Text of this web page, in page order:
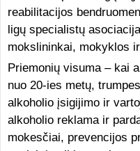
reabilitacijos
ligų specialistų
mokslininkai, mokyklos
Priemonių visuma – kai
nuo 20-ies metų,
alkoholio įsigijimo ir
alkoholio reklama ir
mokesčiai, prevencijos